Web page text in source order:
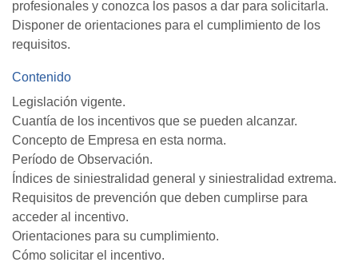
profesionales y conozca los pasos a dar para solicitarla.
Disponer de orientaciones para el cumplimiento de los
requisitos.
Contenido
Legislación vigente.
Cuantía de los incentivos que se pueden alcanzar.
Concepto de Empresa en esta norma.
Período de Observación.
Índices de siniestralidad general y siniestralidad extrema.
Requisitos de prevención que deben cumplirse para
acceder al incentivo.
Orientaciones para su cumplimiento.
Cómo solicitar el incentivo.